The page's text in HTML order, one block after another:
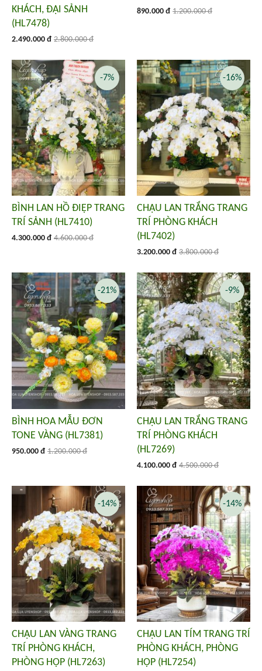
KHÁCH, ĐẠI SẢNH
(HL7478)
2.490.000 đ 2.800.000 đ
890.000 đ 1.200.000 đ
BÌNH LAN HỒ ĐIỆP TRANG
TRÍ SẢNH (HL7410)
4.300.000 đ 4.600.000 đ
-7%
CHẬU LAN TRẮNG TRANG
TRÍ PHÒNG KHÁCH
(HL7402)
3.200.000 đ 3.800.000 đ
-16%
BÌNH HOA MẪU ĐƠN
TONE VÀNG (HL7381)
950.000 đ 1.200.000 đ
-21%
CHẬU LAN TRẮNG TRANG
TRÍ PHÒNG KHÁCH
(HL7269)
4.100.000 đ 4.500.000 đ
-9%
CHẬU LAN VÀNG TRANG
TRÍ PHÒNG KHÁCH,
PHÒNG HỌP (HL7263)
-14%
CHẬU LAN TÍM TRANG TRÍ
PHÒNG KHÁCH, PHÒNG
HỌP (HL7254)
-14%